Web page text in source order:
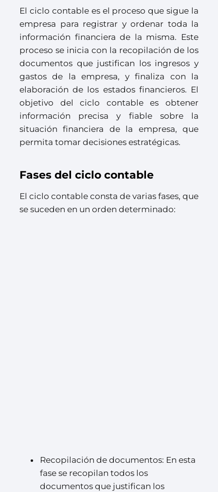
El ciclo contable es el proceso que sigue la
empresa para registrar y ordenar toda la
información financiera de la misma. Este
proceso se inicia con la recopilación de los
documentos que justifican los ingresos y
gastos de la empresa, y finaliza con la
elaboración de los estados financieros. El
objetivo del ciclo contable es obtener
información precisa y fiable sobre la
situación financiera de la empresa, que
permita tomar decisiones estratégicas.
Fases del ciclo contable
El ciclo contable consta de varias fases, que
se suceden en un orden determinado:
Recopilación de documentos: En esta
fase se recopilan todos los
documentos que justifican los